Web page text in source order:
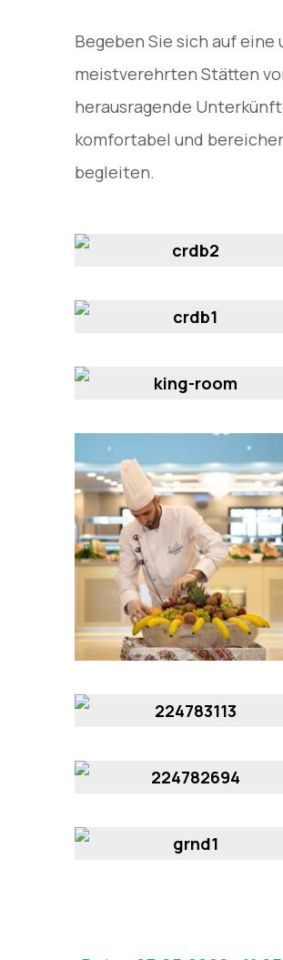
Begeben Sie sich auf
meistverehrten Stätten
herausragende
komfortabel und
begleiten.